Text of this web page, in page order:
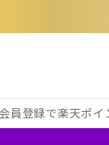
会員登録で楽天ポ